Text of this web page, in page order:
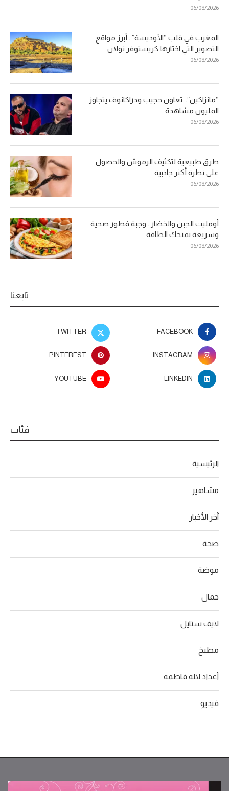
06/08/2026
المغرب في قلب “الأوديسة”.. أبرز مواقع
التصوير التي اختارها كريستوفر نولان
06/08/2026
“مانزاكين”.. تعاون حجيب ودراكانوف يتجاوز
المليون مشاهدة
06/08/2026
طرق طبيعية لتكثيف الرموش والحصول
على نظرة أكثر جاذبية
06/08/2026
أومليت الجبن والخضار.. وجبة فطور صحية
وسريعة تمنحك الطاقة
06/08/2026
تابعنا
FACEBOOK
TWITTER
INSTAGRAM
PINTEREST
LINKEDIN
YOUTUBE
فئات
الرئيسية
مشاهير
آخر الأخبار
صحة
موضة
جمال
لايف ستايل
مطبخ
أعداد لالة فاطمة
فيديو